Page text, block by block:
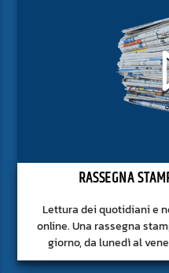
RASSEGNA
Lettura dei quotidiani e
online. Una rassegna
giorno, da lunedì al
approfondito delle notizie